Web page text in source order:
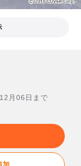
月06日まで